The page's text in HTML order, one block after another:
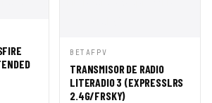
VISTA
RÁPIDA
CESTA
BETAFPV
TRANSMISOR DE RADIO
LITERADIO 3 (EXPRESSLRS
2.4G/FRSKY)